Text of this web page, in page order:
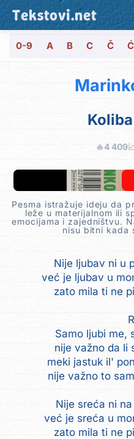
Tekstovi.net
0-9 A B C Č Ć
🔥4 409
Pesma istražuje ideju da
leže u materijalnom ili
emocijama i zajedništvu.
nisu bitni kada
Nije ljubav ni u
već je ljubav u
zato mila ti ne
Samo ljubi me,
nije važno da li
meki jastuk il'
nije važno to
Nije sreća ni
već je sreća u
zato mila ti ne